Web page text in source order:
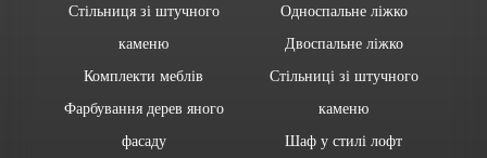
Стільниця зі штучного
каменю
Комплекти меблів
Фарбування дерев яного
фасаду
Односпальне ліжко
Двоспальне ліжко
Стільниці зі штучного
каменю
Шаф у стилі лофт